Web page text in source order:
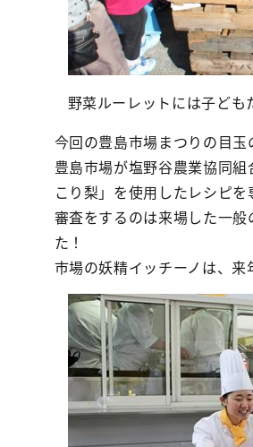
野菜ルーレットには子ども
今回の豊島市場まつりの目
豊島市場が塩野谷農業協同
こり梨」を使用したレシピ
審査をするのは来場した一
た！
市場の妖精イッチーノは、来